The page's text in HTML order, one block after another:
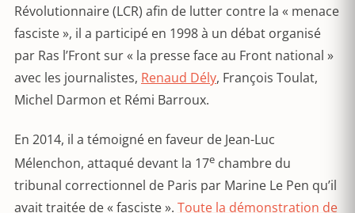
Révolutionnaire (LCR) afin de lutter contre la « menace
fasciste », il a participé en 1998 à un débat organisé
par Ras l’Front sur « la presse face au Front national »
avec les journalistes, Renaud Dély, François Toulat,
Michel Darmon et Rémi Barroux.
En 2014, il a témoigné en faveur de Jean-Luc
Mélenchon, attaqué devant la 17e chambre du
tribunal correctionnel de Paris par Marine Le Pen qu’il
avait traitée de « fasciste ». Toute la démonstration de